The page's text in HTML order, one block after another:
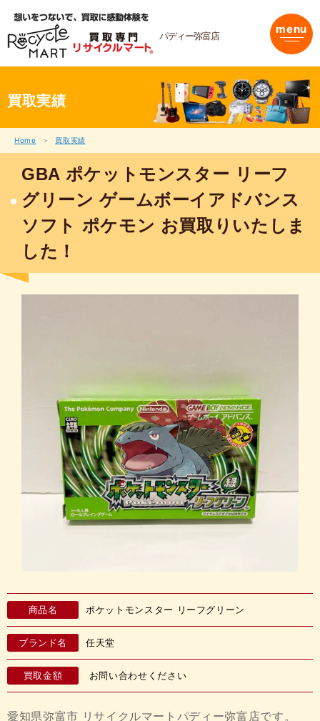
を
ス
パディー弥富店 menu
買取実績
Home 買取実績
GBA ポケットモンスター リーフ
グリーン ゲームボーイアドバンス
ソフト ポケモン お買取りいたしま
した！
商品名 ポケットモンスター リーフグリーン
ブランド名 任天堂
買取金額 お問い合わせください
愛知県弥富市 リサイクルマートパディー弥富店です。